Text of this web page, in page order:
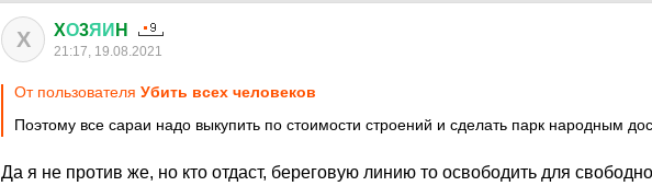
X XО3ЯИ H
21:17, 19.08.2021
От пользователя Убить всех человеков
Поэтому все сараи надо выкупить по стоимости строений и сделать парк народным
Да я не против же, но кто отдаст, береговую линию то освободить для